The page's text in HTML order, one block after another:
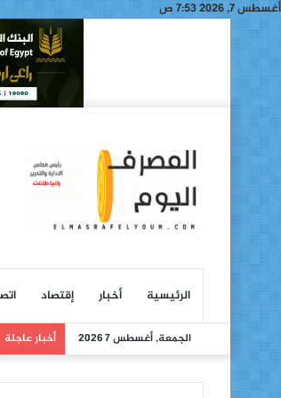
أغسطس 7, 2026 7:53 ص
الرئيسية أخبار إقتصاد
الجمعة, أغسطس 7 2026 أخبار عاجلة